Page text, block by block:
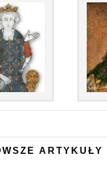
ARTYKUŁY